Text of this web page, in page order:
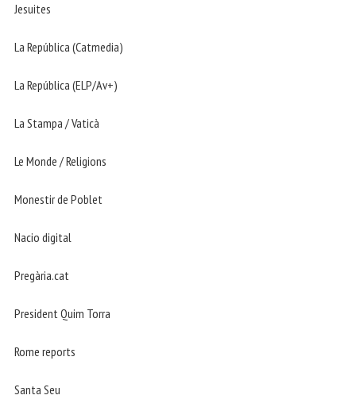
Jesuites
La República (Catmedia)
La República (ELP/Av+)
La Stampa / Vaticà
Le Monde / Religions
Monestir de Poblet
Nacio digital
Pregària.cat
President Quim Torra
Rome reports
Santa Seu